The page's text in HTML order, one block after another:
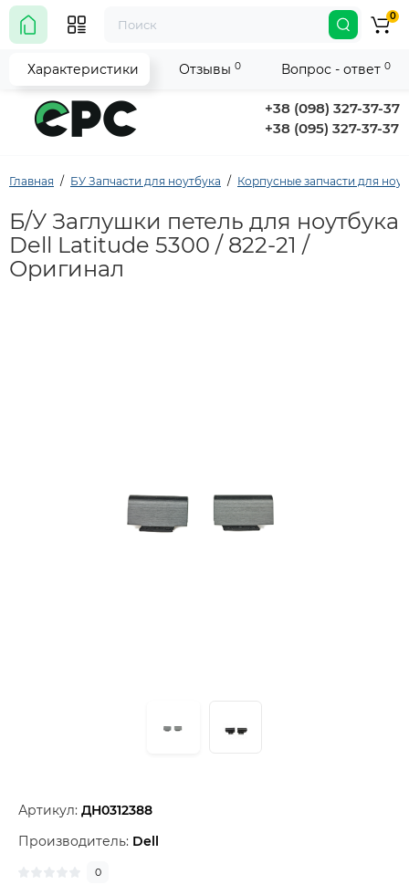
+38 (098) 327-37-37
+38 (095) 327-37-37
0
Главная БУ Запчасти для ноутбука Корпусные запчасти для
Б/У Заглушки петель для ноутбука
Dell Latitude 5300 / 822-21 /
Оригинал
Артикул: ДН0312388
Производитель: Dell
0
Характеристики Отзывы 0 Вопрос - ответ 0